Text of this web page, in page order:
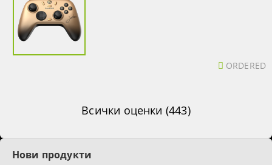
ORDERED
Всички оценки (443)
Нови продукти